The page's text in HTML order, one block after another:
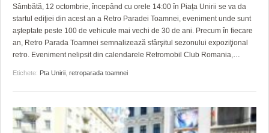
GRĂDINA TAICII DOMNULUI
ZIARISTU’ DE TERASĂ
CU OIŞTEA-N KIERKEGAARD
FINANŢĂRI DE LA A LA Z
CRONICĂ DE FILM
UNDE MERGEM
FILME DOCUMENTARE
CLIPURI VIDEO
ACCIDENTE
ANUNŢURI
INFO SI UTILE
CULTURA
JUSTITIE
Sâmbătă, 12 octombrie, începând cu orele 14:00 în Piața Unirii se va da
startul ediţiei din acest an a Retro Paradei Toamnei, eveniment unde sunt
aşteptate peste 100 de vehicule mai vechi de 30 de ani. Precum în fiecare
an, Retro Parada Toamnei semnalizează sfârşitul sezonului expoziţional
retro. Eveniment nelipsit din calendarele Retromobil Club Romania,…
Etichete: Pta Unirii retroparada toamnei